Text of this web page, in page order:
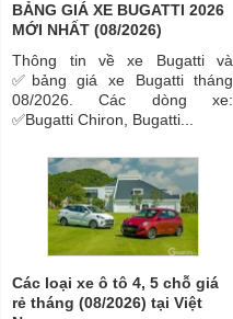
BẢNG GIÁ XE BUGATTI 2026
MỚI NHẤT (08/2026)
Thông tin về xe Bugatti và
✅bảng giá xe Bugatti tháng
08/2026. Các dòng xe:
✅Bugatti Chiron, Bugatti...
Các loại xe ô tô 4, 5 chỗ giá
rẻ tháng (08/2026) tại Việt